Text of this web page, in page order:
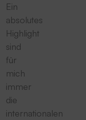
Ein
absolutes
Highlight
sind
für
mich
immer
die
internationalen